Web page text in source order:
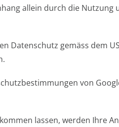
allein durch die
Datenschutz gemäss dem
von
lassen, werden Ihre